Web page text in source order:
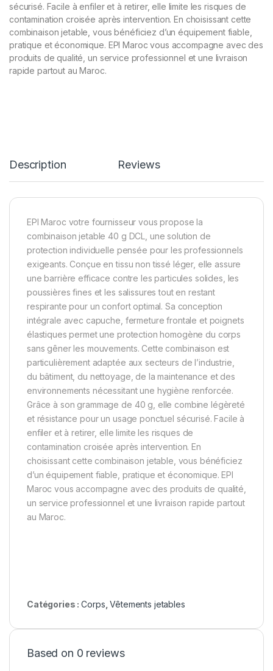
sécurisé. Facile à enfiler et à retirer, elle limite les risques de
contamination croisée après intervention. En choisissant cette
combinaison jetable, vous bénéficiez d’un équipement fiable,
pratique et économique. EPI Maroc vous accompagne avec des
produits de qualité, un service professionnel et une livraison
rapide partout au Maroc.
Description Reviews
EPI Maroc votre fournisseur vous propose la
combinaison jetable 40 g DCL, une solution de
protection individuelle pensée pour les professionnels
exigeants. Conçue en tissu non tissé léger, elle assure
une barrière efficace contre les particules solides, les
poussières fines et les salissures tout en restant
respirante pour un confort optimal. Sa conception
intégrale avec capuche, fermeture frontale et poignets
élastiques permet une protection homogène du corps
sans gêner les mouvements. Cette combinaison est
particulièrement adaptée aux secteurs de l’industrie,
du bâtiment, du nettoyage, de la maintenance et des
environnements nécessitant une hygiène renforcée.
Grâce à son grammage de 40 g, elle combine légèreté
et résistance pour un usage ponctuel sécurisé. Facile à
enfiler et à retirer, elle limite les risques de
contamination croisée après intervention. En
choisissant cette combinaison jetable, vous bénéficiez
d’un équipement fiable, pratique et économique. EPI
Maroc vous accompagne avec des produits de qualité,
un service professionnel et une livraison rapide partout
au Maroc.
Catégories :Corps ,Vêtements jetables
Based on 0 reviews